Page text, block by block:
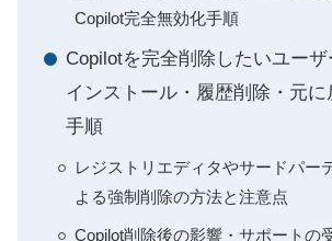
Copilot完全無効化手順
Copilotを完全削除したいユー
インストール・履歴削除・元に
手順
レジストリエディタやサードパー
よる強制削除の方法と注意点
Copilot削除後の影響・サポートの